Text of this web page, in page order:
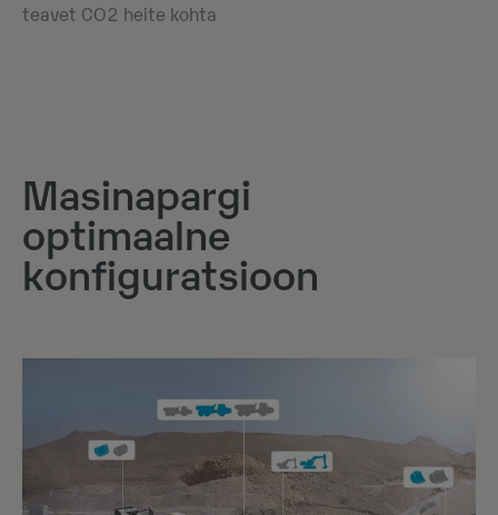
teavet CO2 heite kohta
Masinapargi
optimaalne
konfiguratsioon